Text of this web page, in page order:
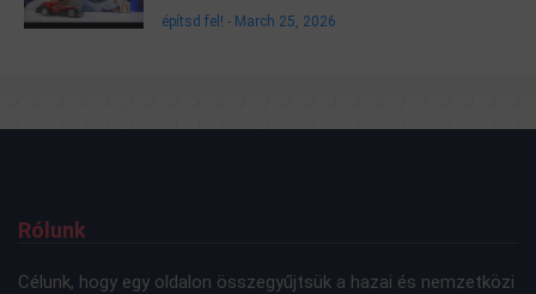
építsd fel! - March 25, 2026
Rólunk
Célunk, hogy egy oldalon összegyűjtsük a hazai és nemzetközi